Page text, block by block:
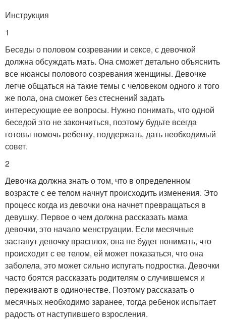
Инструкция
1
Беседы о половом созревании и сексе, с девочкой
должна обсуждать мать. Она сможет детально объяснить
все нюансы полового созревания женщины. Девочке
легче общаться на такие темы с человеком одного и того
же пола, она сможет без стеснений задать
интересующие ее вопросы. Нужно понимать, что одной
беседой это не закончиться, поэтому будьте всегда
готовы помочь ребенку, поддержать, дать необходимый
совет.
2
Девочка должна знать о том, что в определенном
возрасте с ее телом начнут происходить изменения. Это
процесс когда из девочки она начнет превращаться в
девушку. Первое о чем должна рассказать мама
девочки, это начало менструации. Если месячные
застанут девочку врасплох, она не будет понимать, что
происходит с ее телом, ей может показаться, что она
заболела, это может сильно испугать подростка. Девочки
часто боятся рассказать родителям о случившемся и
переживают в одиночестве. Поэтому рассказать о
месячных необходимо заранее, тогда ребенок испытает
радость от наступившего взросления.